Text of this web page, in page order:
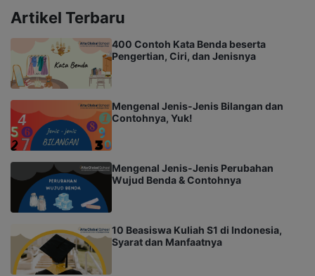
Artikel Terbaru
400 Contoh Kata Benda beserta
Pengertian, Ciri, dan Jenisnya
Mengenal Jenis-Jenis Bilangan dan
Contohnya, Yuk!
Mengenal Jenis-Jenis Perubahan
Wujud Benda & Contohnya
10 Beasiswa Kuliah S1 di Indonesia,
Syarat dan Manfaatnya